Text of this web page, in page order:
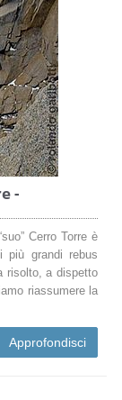
-
Cerro Torre è
più grandi rebus
risolto, a dispetto
riassumere la
Approfondisci